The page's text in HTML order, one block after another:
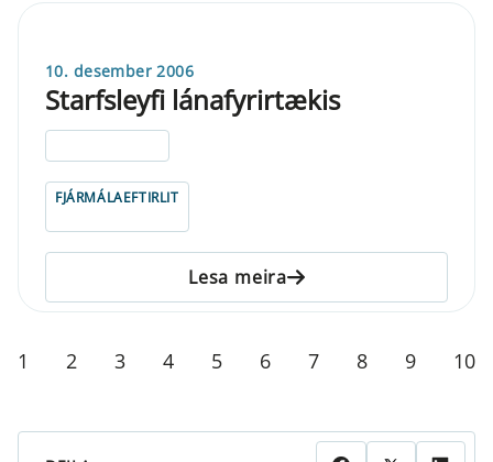
10. desember 2006
Starfsleyfi lánafyrirtækis
FJÁRMÁLAEFTIRLIT
Lesa meira
1 2 3 4 5 6 7 8 9 10